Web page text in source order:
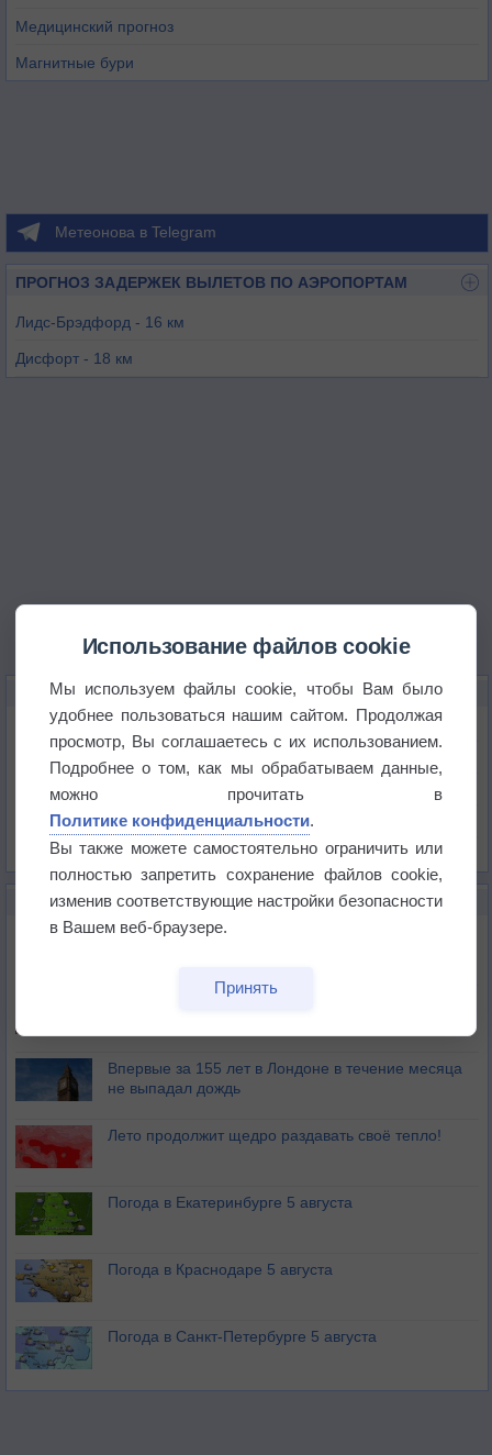
Медицинский прогноз
Магнитные бури
Метеонова в Telegram
ПРОГНОЗ ЗАДЕРЖЕК ВЫЛЕТОВ ПО АЭРОПОРТАМ
Лидс-Брэдфорд - 16 км
Дисфорт - 18 км
КАРТЫ ПОГОДЫ В ХАРРОГЕЙТЕ
Температура
Давление
Осадки
Облачность
Список всех карт
НОВОЕ О ПОГОДЕ
Дневная температура воздуха в ОАЭ превысила
Европейские столицы бьют рекорды жары
Впервые за 155 лет в Лондоне в течение месяца
не выпадал дождь
Лето продолжит щедро раздавать своё тепло!
Погода в Екатеринбурге 5 августа
Погода в Краснодаре 5 августа
Погода в Санкт-Петербурге 5 августа
Использование файлов cookie
Мы используем файлы cookie, чтобы Вам было
удобнее пользоваться нашим сайтом. Продолжая
просмотр, Вы соглашаетесь с их использованием.
Подробнее о том, как мы обрабатываем данные,
можно прочитать в
Политике конфиденциальности.
Вы также можете самостоятельно ограничить или
полностью запретить сохранение файлов cookie,
изменив соответствующие настройки безопасности
в Вашем веб-браузере.
Принять